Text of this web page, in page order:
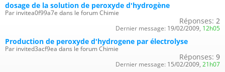
dosage de la solution de peroxyde d'hydrogène
Par invitea0f99a7e dans le forum Chimie
Réponses: 2
Dernier message: 19/02/2009, 12h05
Production de peroxyde d'hydrogene par électrolyse
Par invited3acf9ea dans le forum Chimie
Réponses: 9
Dernier message: 15/02/2009, 21h07